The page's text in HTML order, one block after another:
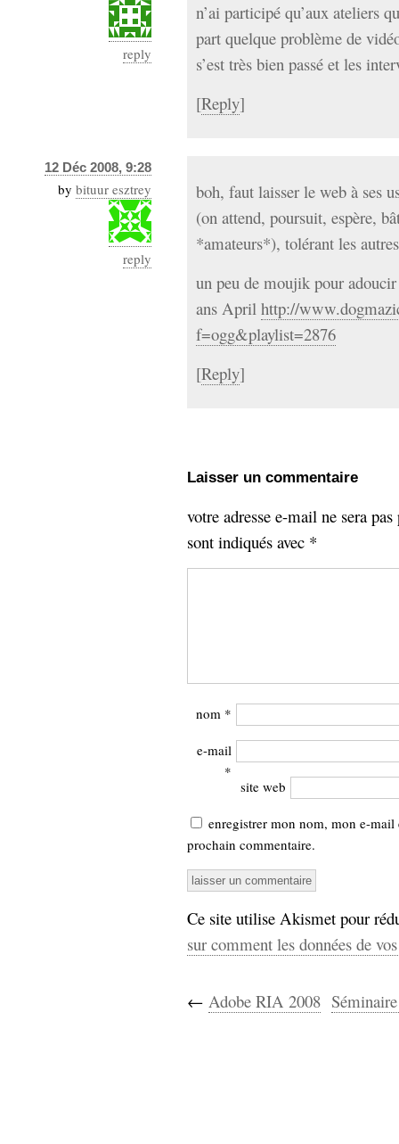
reply
n’ai participé qu’aux ateliers
part quelque problème de
s’est très bien passé et les
[Reply]
12 Déc 2008, 9:28
by bituur esztrey
reply
boh, faut laisser le web à ses
(on attend, poursuit, espère,
*amateurs*), tolérant les
un peu de moujik pour
ans April http://
f=ogg&playlist=2876
[Reply]
Laisser un commentaire
votre adresse e-mail ne sera
sont indiqués avec *
nom *
e-mail
*
site web
enregistrer mon nom, mon e-
prochain commentaire.
Ce site utilise Akismet pour
sur comment les données de
← Adobe RIA 2008